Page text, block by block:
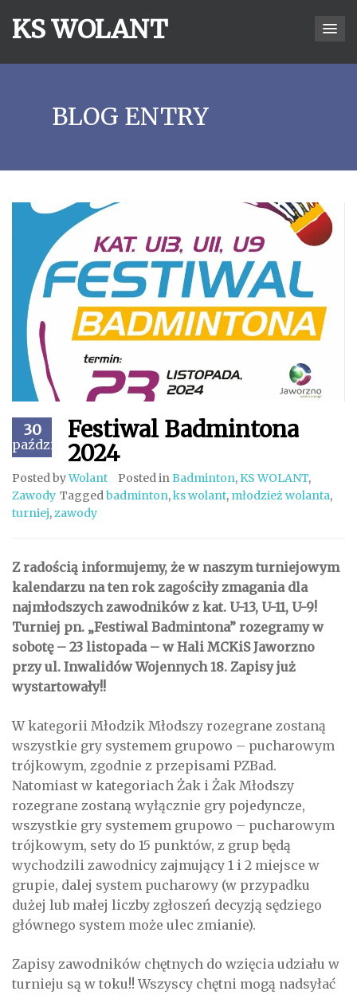
KS WOLANT
BLOG ENTRY
30
październik
Festiwal Badmintona
2024
Posted byWolant Posted inBadminton, KS WOLANT,
Zawody Taggedbadminton,ks wolant, młodzież wolanta,
turniej,zawody
Z radością informujemy, że w naszym turniejowym
kalendarzu na ten rok zagościły zmagania dla
najmłodszych zawodników z kat. U-13, U-11, U-9!
Turniej pn. „Festiwal Badmintona” rozegramy w
sobotę – 23 listopada – w Hali MCKiS Jaworzno
przy ul. Inwalidów Wojennych 18. Zapisy już
wystartowały!!
W kategorii Młodzik Młodszy rozegrane zostaną
wszystkie gry systemem grupowo – pucharowym
trójkowym, zgodnie z przepisami PZBad.
Natomiast w kategoriach Żak i Żak Młodszy
rozegrane zostaną wyłącznie gry pojedyncze,
wszystkie gry systemem grupowo – pucharowym
trójkowym, sety do 15 punktów, z grup będą
wychodzili zawodnicy zajmujący 1 i 2 miejsce w
grupie, dalej system pucharowy (w przypadku
dużej lub małej liczby zgłoszeń decyzją sędziego
głównego system może ulec zmianie).
Zapisy zawodników chętnych do wzięcia udziału w
turnieju są w toku!! Wszyscy chętni mogą nadsyłać